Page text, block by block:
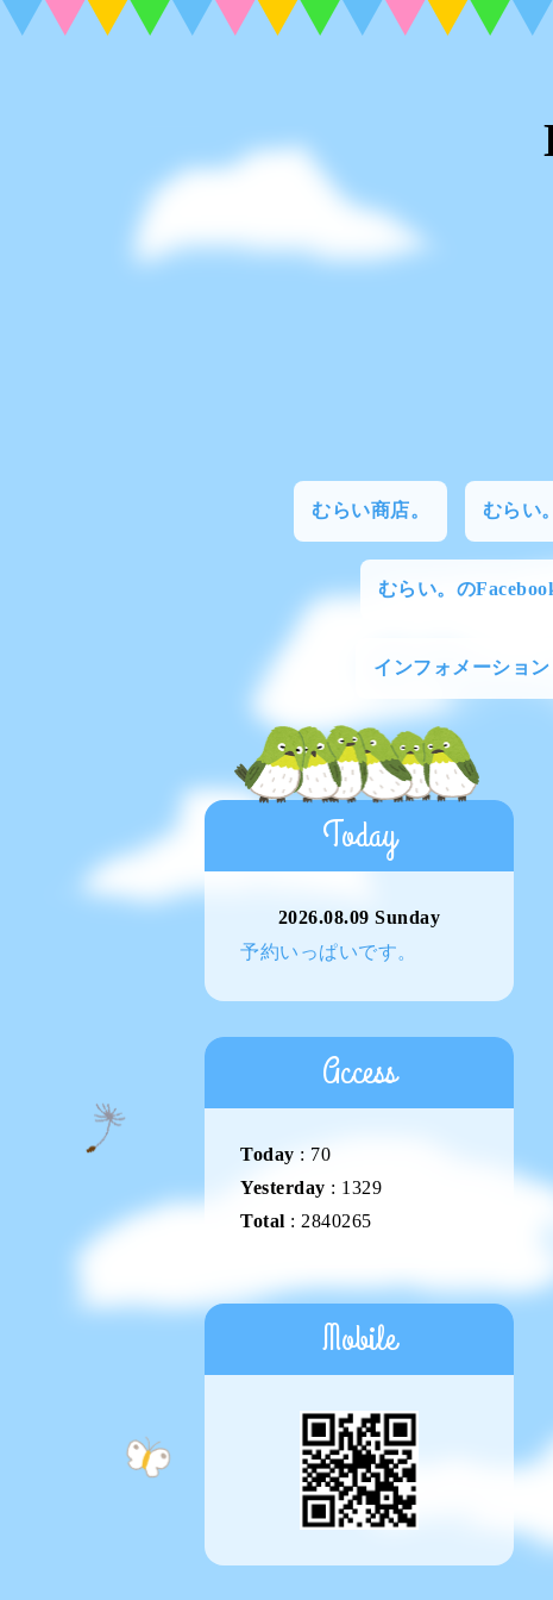
むらい商店。 むらい
むらい。の
インフォメーション
Today
2026.08.09 Sunday
予約いっぱいです。
Access
Today : 70
Yesterday : 1329
Total : 2840265
Mobile